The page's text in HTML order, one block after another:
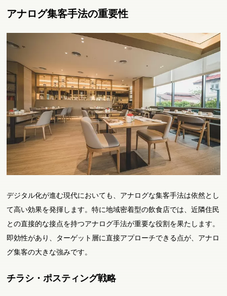
アナログ集客手法の重要性
デジタル化が進む現代においても、アナログな集客手法は依然とし
て高い効果を発揮します。特に地域密着型の飲食店では、近隣住民
との直接的な接点を持つアナログ手法が重要な役割を果たします。
即効性があり、ターゲット層に直接アプローチできる点が、アナロ
グ集客の大きな強みです。
チラシ・ポスティング戦略